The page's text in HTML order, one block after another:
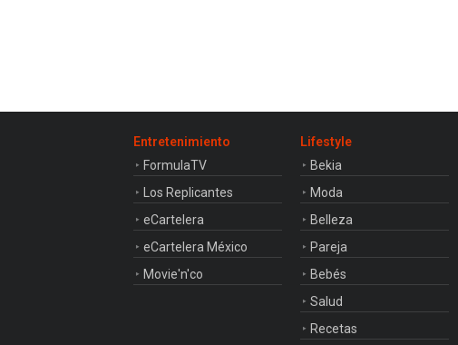
Entretenimiento
FormulaTV
Los Replicantes
eCartelera
eCartelera México
Movie'n'co
Lifestyle
Bekia
Moda
Belleza
Pareja
Bebés
Salud
Recetas